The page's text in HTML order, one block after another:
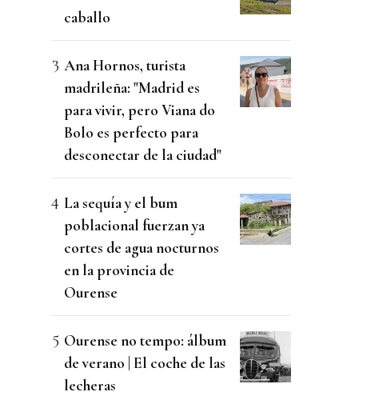
caballo
Ana Hornos, turista
madrileña: "Madrid es
para vivir, pero Viana do
Bolo es perfecto para
desconectar de la ciudad"
La sequía y el bum
poblacional fuerzan ya
cortes de agua nocturnos
en la provincia de
Ourense
Ourense no tempo: álbum
de verano | El coche de las
lecheras